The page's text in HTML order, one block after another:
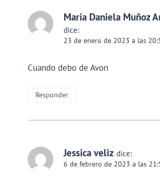
María Daniela Muñoz
dice:
23 de enero de 2023 a las
Cuando debo de Avon
Responder
Jessica veliz dice:
6 de febrero de 2023 a las